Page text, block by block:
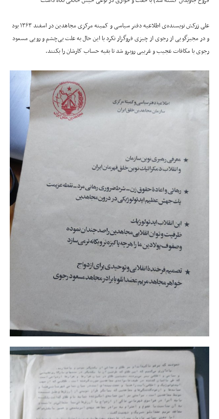
علی زرکش نویسنده‌‌ی اطلاعیه‌ دفتر سیاسی و کمیته مرکزی مجاهدین در اسفند ۱۳۶۳ بود
و در مجیزگویی از رجوی از چیزی فروگزار نکرد با این حال به علت بی‌چشم و رویی مسعود
رجوی با مکافات عجیب و غریبی روبرو شد تا بقیه حساب کارشان را بکنند.